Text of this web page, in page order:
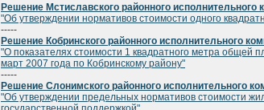
Решение Мстиславского районного исполнительного
"Об утверждении нормативов стоимости одного
-----
Решение Кобринского районного исполнительного
"О показателях стоимости 1 квадратного метра общей
март 2007 года по Кобринскому району"
-----
Решение Слонимского районного исполнительного
"Об утверждении предельных нормативов стоимости